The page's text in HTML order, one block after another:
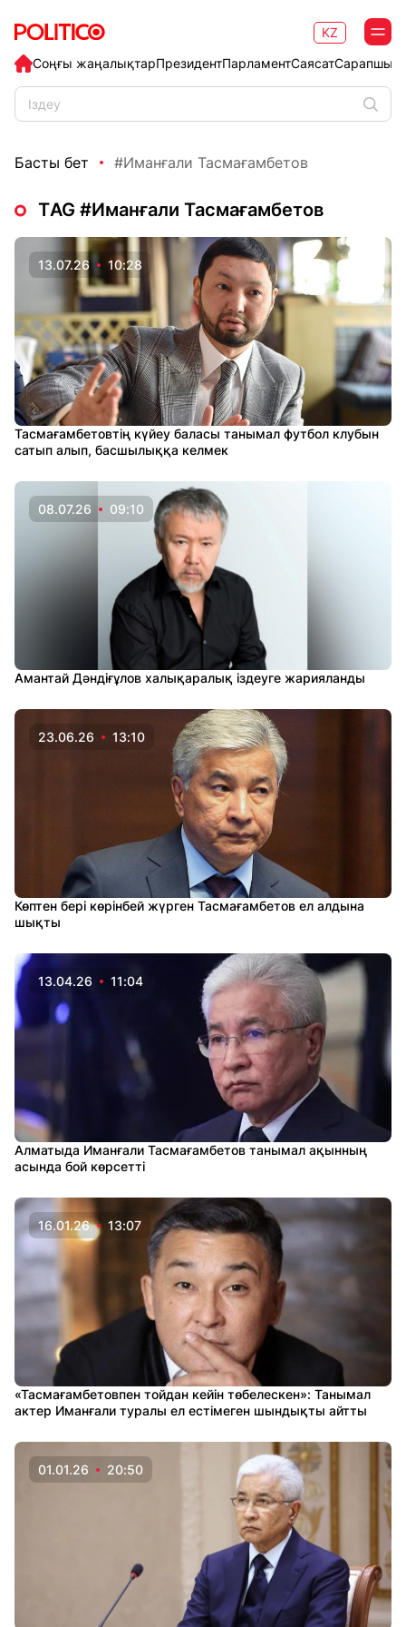
Соңғы жаңалықтарПрезидентПарламентСаясат
KZ
Басты бет #Иманғали Тасмағамбетов
ТAG #Иманғали Тасмағамбетов
13.07.26 10:28
Тасмағамбетовтің күйеу баласы танымал футбол клубын
сатып алып, басшылыққа келмек
08.07.26 09:10
Амантай Дәндіғұлов халықаралық іздеуге жарияланды
23.06.26 13:10
Көптен бері көрінбей жүрген Тасмағамбетов ел алдына
шықты
13.04.26 11:04
Алматыда Иманғали Тасмағамбетов танымал ақынның
асында бой көрсетті
16.01.26 13:07
«Тасмағамбетовпен тойдан кейін төбелескен»: Танымал
актер Иманғали туралы ел естімеген шындықты айтты
01.01.26 20:50